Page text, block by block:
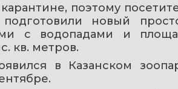
поэтому
новый
с водопадами и
кв. метров.
в Казанском